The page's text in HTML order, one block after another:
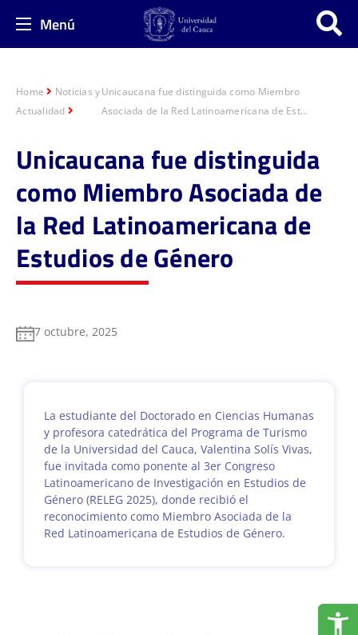
Menú
Home
Noticias y
Actualidad
Unicaucana fue distinguida como Miembro
Asociada de la Red Latinoamericana de Est...
Unicaucana fue distinguida
como Miembro Asociada de
la Red Latinoamericana de
Estudios de Género
7 octubre, 2025
La estudiante del Doctorado en Ciencias Humanas
y profesora catedrática del Programa de Turismo
de la Universidad del Cauca, Valentina Solís Vivas,
fue invitada como ponente al 3er Congreso
Latinoamericano de Investigación en Estudios de
Género (RELEG 2025), donde recibió el
reconocimiento como Miembro Asociada de la
Red Latinoamericana de Estudios de Género.